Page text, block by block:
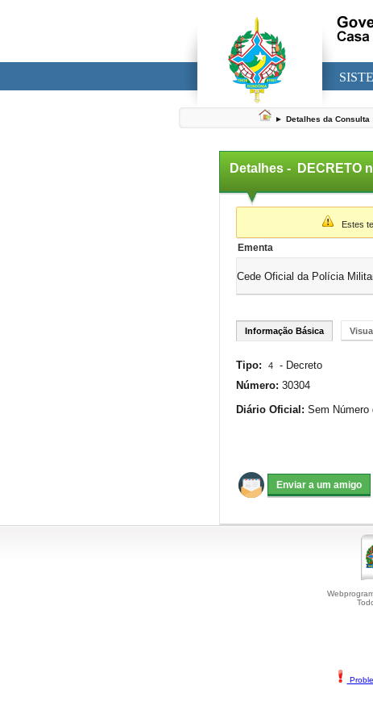
► Detalhes da Consulta
Detalhes - DECRETO
▼
Estes
Ementa
Cede Oficial da Polícia
Informação Básica
Tipo: 4 - Decreto
Número: 30304
Diário Oficial: Sem Número